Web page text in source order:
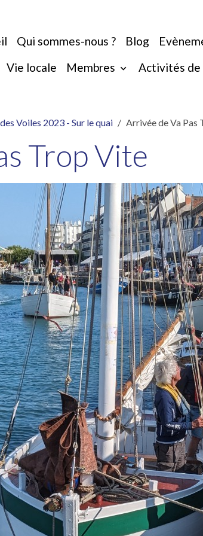
Qui sommes-nous ? Blog
Vie locale
Membres Activités de
Voiles 2023 - Sur le quai Arrivée de Va Pas
Trop Vite